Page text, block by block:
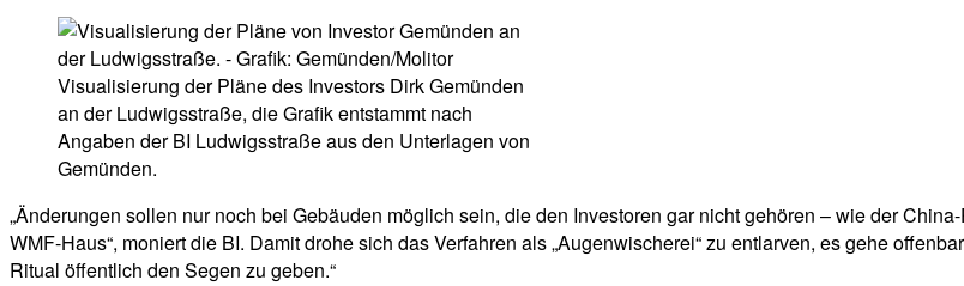
Visualisierung der Pläne des Investors Dirk Gemünden
an der Ludwigsstraße, die Grafik entstammt nach
Angaben der BI Ludwigsstraße aus den Unterlagen von
Gemünden.
„Änderungen sollen nur noch bei Gebäuden möglich sein, die den Investoren gar nicht gehören – wie der
WMF-Haus“, moniert die BI. Damit drohe sich das Verfahren als „Augenwischerei“ zu entlarven, es gehe
Ritual öffentlich den Segen zu geben.“